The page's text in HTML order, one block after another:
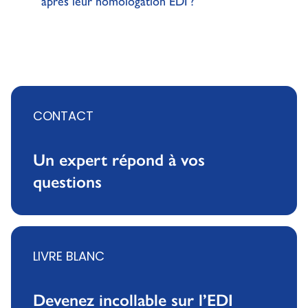
CONTACT
Un expert répond à vos
questions
LIVRE BLANC
Devenez incollable sur l’EDI